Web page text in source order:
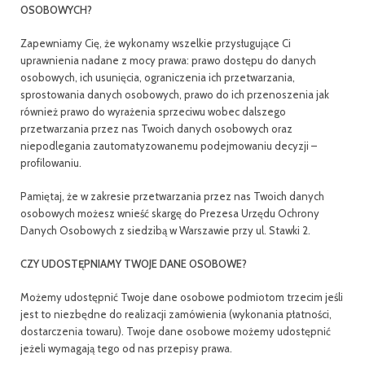
OSOBOWYCH?
Zapewniamy Cię, że wykonamy wszelkie przysługujące Ci
uprawnienia nadane z mocy prawa: prawo dostępu do danych
osobowych, ich usunięcia, ograniczenia ich przetwarzania,
sprostowania danych osobowych, prawo do ich przenoszenia jak
również prawo do wyrażenia sprzeciwu wobec dalszego
przetwarzania przez nas Twoich danych osobowych oraz
niepodlegania zautomatyzowanemu podejmowaniu decyzji –
profilowaniu.
Pamiętaj, że w zakresie przetwarzania przez nas Twoich danych
osobowych możesz wnieść skargę do Prezesa Urzędu Ochrony
Danych Osobowych z siedzibą w Warszawie przy ul. Stawki 2.
CZY UDOSTĘPNIAMY TWOJE DANE OSOBOWE?
Możemy udostępnić Twoje dane osobowe podmiotom trzecim jeśli
jest to niezbędne do realizacji zamówienia (wykonania płatności,
dostarczenia towaru). Twoje dane osobowe możemy udostępnić
jeżeli wymagają tego od nas przepisy prawa.